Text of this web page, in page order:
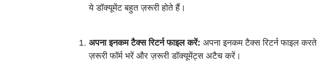
ये डॉक्यूमेंट बहुत ज़रूरी होते हैं।
अपना इनकम टैक्स रिटर्न फाइल करें:अपना इनकम टैक्स रिटर्न फाइल
ज़रूरी फॉर्म भरें और ज़रूरी डॉक्यूमेंट्स अटैच करें।